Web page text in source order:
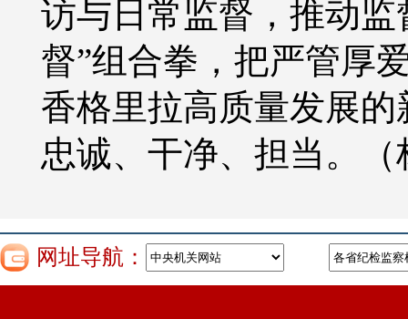
访与日常监督，推动
督”组合拳，把严管厚
香格里拉高质量发展
忠诚、干净、担当。
（
网址导航：